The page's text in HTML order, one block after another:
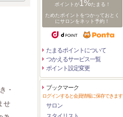
・
せ
ポイントが1%たまる！
ためたポイントをつかっておとく
にサロンをネット予約！
たまるポイントについて
つかえるサービス一覧
ポイント設定変更
ブックマーク
ログインすると会員情報に保存できます
サロン